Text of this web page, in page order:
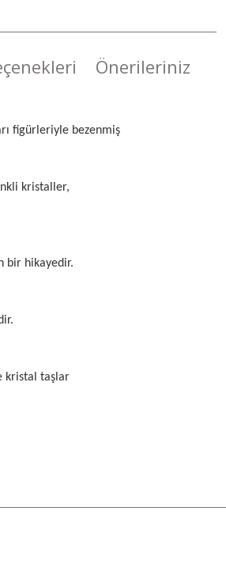
Önerileriniz
figürleriyle bezenmiş
kristaller,
bir hikayedir.
kristal taşlar